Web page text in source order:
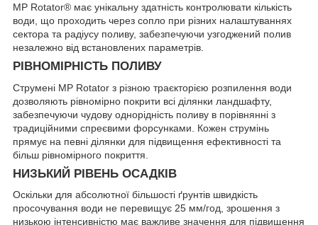
MP Rotator® має унікальну здатність контролювати кількість
води, що проходить через сопло при різних налаштуваннях
сектора та радіусу поливу, забезпечуючи узгоджений полив
незалежно від встановлених параметрів.
РІВНОМІРНІСТЬ ПОЛИВУ
Струмені MP Rotator з різною траєкторією розпилення води
дозволяють рівномірно покрити всі ділянки ландшафту,
забезпечуючи чудову однорідність поливу в порівнянні з
традиційними спреєвими форсунками. Кожен струмінь
прямує на певні ділянки для підвищення ефективності та
більш рівномірного покриття.
НИЗЬКИЙ РІВЕНЬ ОСАДКІВ
Оскільки для абсолютної більшості ґрунтів швидкість
просочування води не перевищує 25 мм/год, зрошення з
низькою інтенсивністю має важливе значення для підвищення